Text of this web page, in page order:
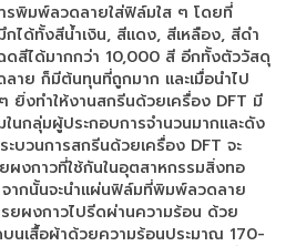
รพิมพ์ลวดลายใส่ฟิล์มใส ๆ โดยที่
ได้ทั้งสีน้ำเงิน, สีแดง, สีเหลือง, สีดำ
ดสีได้มากกว่า 10,000 สี อีกทั้งตัววัสดุ
าย ก็มีต้นทุนที่ถูกมาก และเมื่อนำไป
งทำให้งานสกรีนด้วยเครื่อง DFT มี
นกลุ่มผู้ประกอบการจำนวนมากและดัง
ะบวนการสกรีนด้วยเครื่อง DFT จะ
ผงกาวที่ใช้กันในอุตสาหกรรมสิ่งทอ
ากนั้นจะนำแผ่นฟิล์มที่พิมพ์ลวดลาย
ยผงกาวไปรีดผ่านความร้อน ด้วย
นเสื้อผ้าด้วยความร้อนประมาณ 170-